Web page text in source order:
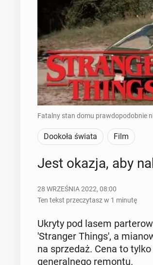
Fatalny stan domu prawdopodobnie
Dookoła świata Film
Jest okazja, aby
28 WRZEŚNIA 2022, 08:00
Ten tekst przeczytasz w 1 minutę
Ukryty pod lasem
'Stran­ger Things', a
na sprze­daż. Cena to
ge­ne­ral­ne­go remontu.